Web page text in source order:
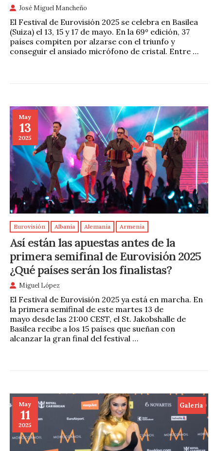
José Miguel Mancheño
El Festival de Eurovisión 2025 se celebra en Basilea
(Suiza) el 13, 15 y 17 de mayo. En la 69º edición, 37
países compiten por alzarse con el triunfo y
conseguir el ansiado micrófono de cristal. Entre …
May
13
2025
Eurovisión Albania Alemania Armenia
Así están las apuestas antes de la
primera semifinal de Eurovisión 2025
¿Qué países serán los finalistas?
Miguel López
El Festival de Eurovisión 2025 ya está en marcha. En
la primera semifinal de este martes 13 de
mayo desde las 21:00 CEST, el St. Jakobshalle de
Basilea recibe a los 15 países que sueñan con
alcanzar la gran final del festival …
May
11
2025
Galeria